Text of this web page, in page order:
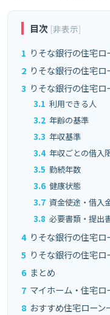
目次 [非表示]
1 りそな銀行の住宅ロ
2 りそな銀行の住宅
3 りそな銀行の住宅ロ
3.1 利用できる人
3.2 年齢の基準
3.3 年収基準
3.4 年収ごとの借入
3.5 勤続年数
3.6 健康状態
3.7 資金使途・借入
3.8 必要書類・提出
4 りそな銀行の住宅ロ
5 りそな銀行の住宅ロ
6 まとめ
7 マイホーム・住宅
8 おすすめ住宅ローン